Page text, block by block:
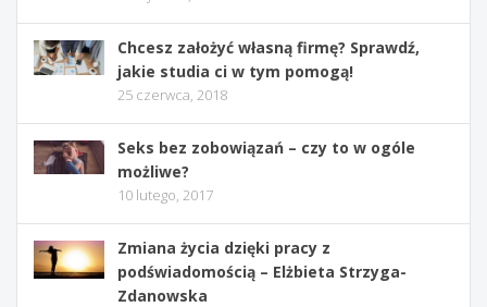
Chcesz założyć własną firmę? Sprawdź,
jakie studia ci w tym pomogą!
25 czerwca, 2018
Seks bez zobowiązań – czy to w ogóle
możliwe?
10 lutego, 2017
Zmiana życia dzięki pracy z
podświadomością – Elżbieta Strzyga-
Zdanowska